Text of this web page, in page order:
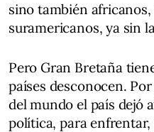
sino también
suramericanos, ya sin
Pero Gran Bretaña
países desconocen.
del mundo el país dejó
política, para enfrentar,